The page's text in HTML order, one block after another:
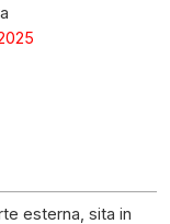
esterna, sita in